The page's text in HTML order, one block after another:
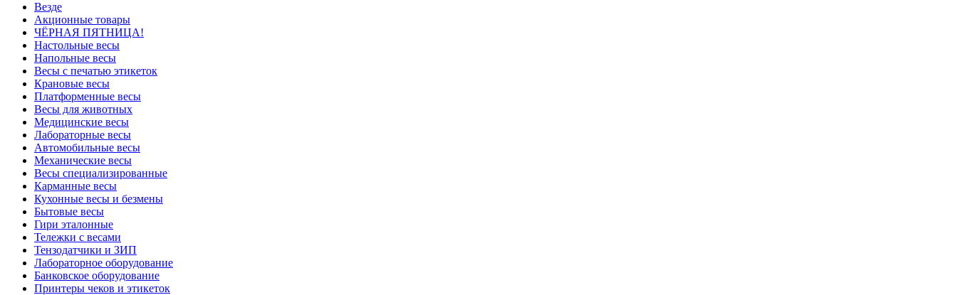
Везде
Акционные товары
ЧЁРНАЯ ПЯТНИЦА!
Настольные весы
Напольные весы
Весы с печатью этикеток
Крановые весы
Платформенные весы
Весы для животных
Медицинские весы
Лабораторные весы
Автомобильные весы
Механические весы
Весы специализированные
Карманные весы
Кухонные весы и безмены
Бытовые весы
Гири эталонные
Тележки с весами
Тензодатчики и ЗИП
Лабораторное оборудование
Банковское оборудование
Принтеры чеков и этикеток